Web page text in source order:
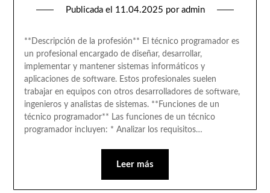
Publicada el 11.04.2025 por admin
**Descripción de la profesión** El técnico programador es
un profesional encargado de diseñar, desarrollar,
implementar y mantener sistemas informáticos y
aplicaciones de software. Estos profesionales suelen
trabajar en equipos con otros desarrolladores de software,
ingenieros y analistas de sistemas. **Funciones de un
técnico programador** Las funciones de un técnico
programador incluyen: * Analizar los requisitos…
Leer más